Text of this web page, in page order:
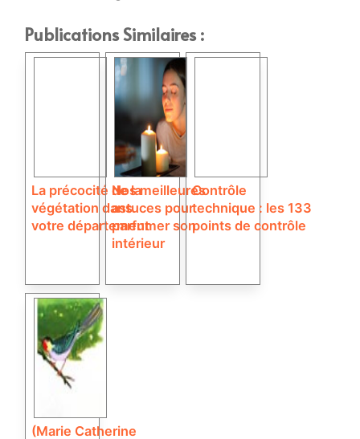
Publications Similaires :
La précocité de la
végétation dans
votre département
Nos meilleures
astuces pour
parfumer son
intérieur
Contrôle
technique : les 133
points de contrôle
(Marie Catherine